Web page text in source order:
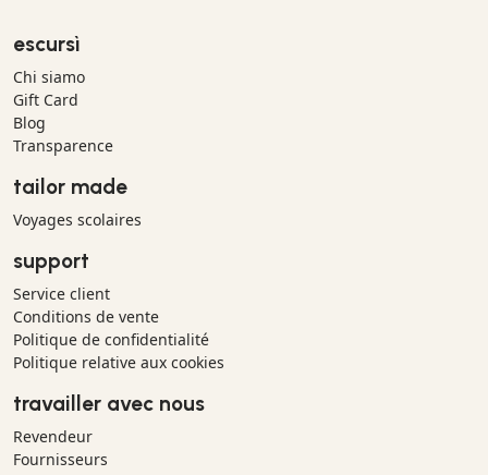
escursì
Chi siamo
Gift Card
Blog
Transparence
tailor made
Voyages scolaires
support
Service client
Conditions de vente
Politique de confidentialité
Politique relative aux cookies
travailler avec nous
Revendeur
Fournisseurs